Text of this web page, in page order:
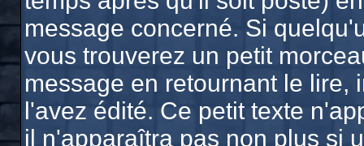
message concerné. Si
vous trouverez un petit
message en retournant le lire,
l'avez édité. Ce petit texte
il n'apparaîtra pas non plus si